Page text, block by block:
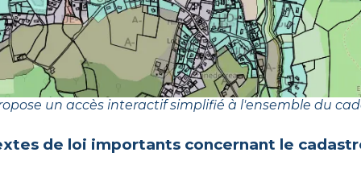
un accès interactif simplifié à l'ensemble du
de loi importants concernant le